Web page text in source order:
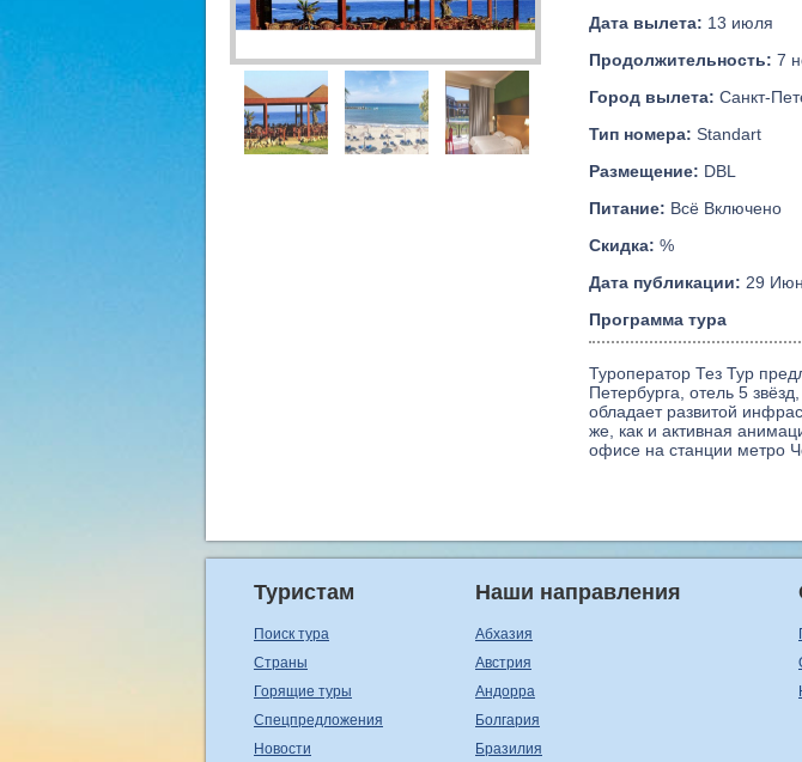
Дата вылета: 13 июля
Продолжительность: 7
Город вылета: Санкт-
Тип номера: Standart
Размещение: DBL
Питание: Всё Включено
Скидка: %
Дата публикации: 29
Программа тура
Туроператор Тез Тур
Петербурга, отель 5
обладает развитой
же, как и активная
офисе на станции метро
Туристам
Поиск тура
Страны
Горящие туры
Спецпредложения
Новости
Наши направления
Абхазия
Австрия
Андорра
Болгария
Бразилия